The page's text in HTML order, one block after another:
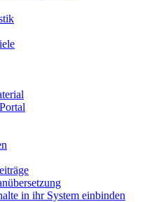
in ihr System einbinden